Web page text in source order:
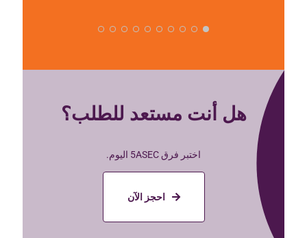
هل أنت مستعد للطلب؟
اختبر فرق 5ASEC اليوم.
احجز الآن